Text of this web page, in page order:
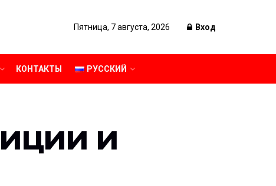
Пятница, 7 августа, 2026 Вход
КОНТАКТЫ РУССКИЙ
и